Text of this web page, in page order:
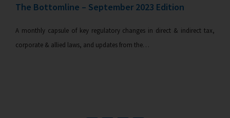
The Bottomline – September 2023 Edition
A monthly capsule of key regulatory changes in direct & indirect tax,
corporate & allied laws, and updates from the…